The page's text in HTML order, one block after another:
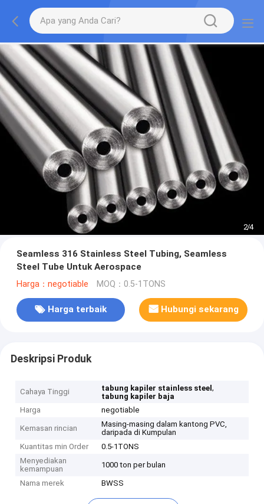
2/4
Seamless 316 Stainless Steel Tubing, Seamless
Steel Tube Untuk Aerospace
Harga：negotiable MOQ：0.5-1TONS
Harga terbaik Hubungi sekarang
Deskripsi Produk
Cahaya Tinggi tabung kapiler stainless steel,
tabung kapiler baja
Harga
negotiable
Kemasan rincian
Masing-masing dalam kantong PVC,
daripada di Kumpulan
Kuantitas min Order
0.5-1TONS
Menyediakan
kemampuan
1000 ton per bulan
Nama merek BWSS